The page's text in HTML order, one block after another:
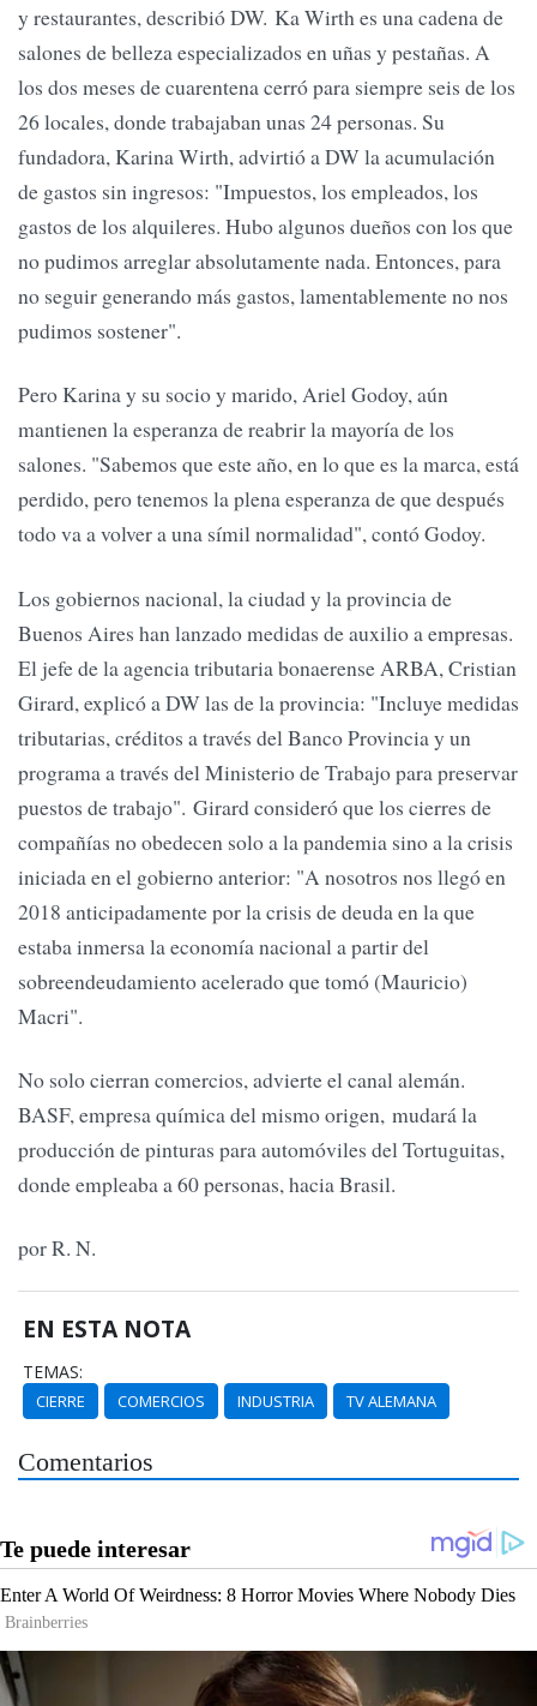
y restaurantes, describió DW. Ka Wirth es una cadena de
salones de belleza especializados en uñas y pestañas. A
los dos meses de cuarentena cerró para siempre seis de los
26 locales, donde trabajaban unas 24 personas. Su
fundadora, Karina Wirth, advirtió a DW la acumulación
de gastos sin ingresos: "Impuestos, los empleados, los
gastos de los alquileres. Hubo algunos dueños con los que
no pudimos arreglar absolutamente nada. Entonces, para
no seguir generando más gastos, lamentablemente no nos
pudimos sostener".
Pero Karina y su socio y marido, Ariel Godoy, aún
mantienen la esperanza de reabrir la mayoría de los
salones. "Sabemos que este año, en lo que es la marca, está
perdido, pero tenemos la plena esperanza de que después
todo va a volver a una símil normalidad", contó Godoy.
Los gobiernos nacional, la ciudad y la provincia de
Buenos Aires han lanzado medidas de auxilio a empresas.
El jefe de la agencia tributaria bonaerense ARBA, Cristian
Girard, explicó a DW las de la provincia: "Incluye medidas
tributarias, créditos a través del Banco Provincia y un
programa a través del Ministerio de Trabajo para preservar
puestos de trabajo". Girard consideró que los cierres de
compañías no obedecen solo a la pandemia sino a la crisis
iniciada en el gobierno anterior: "A nosotros nos llegó en
2018 anticipadamente por la crisis de deuda en la que
estaba inmersa la economía nacional a partir del
sobreendeudamiento acelerado que tomó (Mauricio)
Macri".
No solo cierran comercios, advierte el canal alemán.
BASF, empresa química del mismo origen, mudará la
producción de pinturas para automóviles del Tortuguitas,
donde empleaba a 60 personas, hacia Brasil.
por R. N.
EN ESTA NOTA
TEMAS:
CIERRE COMERCIOS INDUSTRIA TV ALEMANA
Comentarios